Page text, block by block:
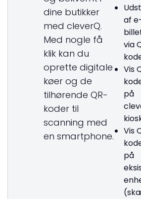
dine butikker
med cleverQ.
Med nogle få
klik kan du
oprette digitale
køer og de
tilhørende QR-
koder til
scanning med
en smartphone.
af
via
Vis
på
Vis
på